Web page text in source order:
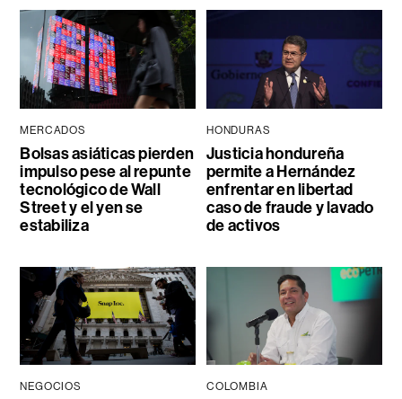
MERCADOS
Bolsas asiáticas pierden
impulso pese al repunte
tecnológico de Wall
Street y el yen se
estabiliza
HONDURAS
Justicia hondureña
permite a Hernández
enfrentar en libertad
caso de fraude y lavado
de activos
NEGOCIOS COLOMBIA